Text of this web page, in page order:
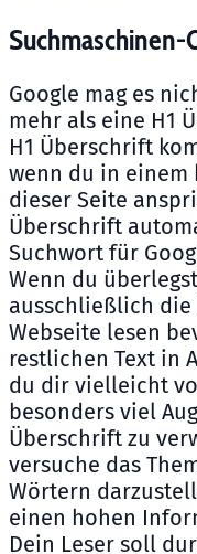
Google mag es
mehr als eine H1
H1 Überschrift
wenn du in einem
dieser Seite
Überschrift
Suchwort für
Wenn du
ausschließlich
Webseite lesen
restlichen Text in
du dir vielleicht
besonders viel
Überschrift zu
versuche das
Wörtern
einen hohen
Dein Leser soll